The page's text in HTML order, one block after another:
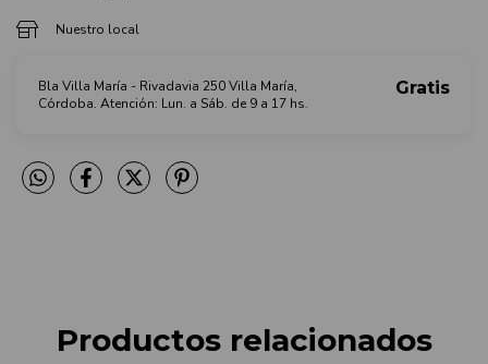
Nuestro local
Bla Villa María - Rivadavia 250 Villa María,
Córdoba. Atención: Lun. a Sáb. de 9 a 17 hs.
Gratis
Productos relacionados